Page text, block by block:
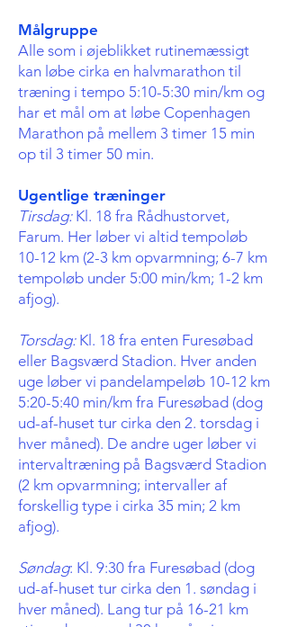
Målgruppe
Alle som i øjeblikket rutinemæssigt
kan løbe cirka en halvmarathon til
træning i tempo 5:10-5:30 min/km og
har et mål om at løbe Copenhagen
Marathon på mellem 3 timer 15 min
op til 3 timer 50 min.
​Ugentlige træninger
Tirsdag:Kl. 18 fra Rådhustorvet,
Farum. Her løber vi altid tempoløb
10-12 km (2-3 km opvarmning; 6-7 km
tempoløb under 5:00 min/km; 1-2 km
afjog).
Torsdag:Kl. 18 fra enten Furesøbad
eller Bagsværd Stadion. Hver anden
uge løber vi pandelampeløb 10-12 km
5:20-5:40 min/km fra Furesøbad (dog
ud-af-huset tur cirka den 2. torsdag i
hver måned). De andre uger løber vi
intervaltræning på Bagsværd Stadion
(2 km opvarmning; intervaller af
forskellig type i cirka 35 min; 2 km
afjog).
Søndag: Kl. 9:30 fra Furesøbad (dog
ud-af-huset tur cirka den 1. søndag i
hver måned). Lang tur på 16-21 km